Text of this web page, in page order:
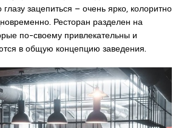
глазу зацепиться – очень ярко, колоритно
Ресторан разделен на
по-своему привлекательны и
в общую концепцию заведения.